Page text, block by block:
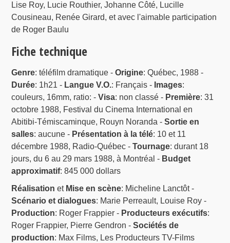
Lise Roy, Lucie Routhier, Johanne Côté, Lucille
Cousineau, Renée Girard, et avec l'aimable participation
de Roger Baulu
Fiche technique
Genre: téléfilm dramatique -Origine: Québec, 1988 -
Durée: 1h21 - Langue V.O.: Français - Images:
couleurs, 16mm, ratio: -Visa: non classé - Première: 31
octobre 1988, Festival du Cinema International en
Abitibi-Témiscaminque, Rouyn Noranda -Sortie en
salles: aucune - Présentation à la télé: 10 et 11
décembre 1988, Radio-Québec -Tournage: durant 18
jours, du 6 au 29 mars 1988, à Montréal - Budget
approximatif: 845 000 dollars
Réalisation et Mise en scène: Micheline Lanctôt -
Scénario et dialogues: Marie Perreault, Louise Roy -
Production: Roger Frappier - Producteurs exécutifs:
Roger Frappier, Pierre Gendron -Sociétés de
production: Max Films, Les Producteurs TV-Films